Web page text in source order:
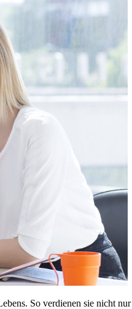
So verdienen sie nicht